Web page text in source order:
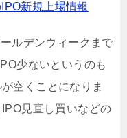
新規上場情報
ルデンウィークまで
少ないというのも
空くことになりま
見直し買いなどの